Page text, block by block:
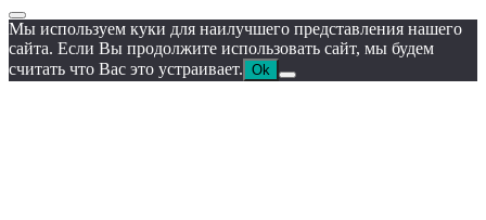
Мы используем куки для наилучшего представления нашего
сайта. Если Вы продолжите использовать сайт, мы будем
считать что Вас это устраивает. Ok